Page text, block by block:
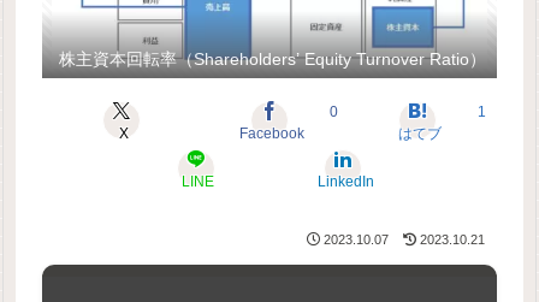
株主資本回転率（Shareholders’ Equity Turnover Ratio）
X Facebook
0
はてブ
1
LINE LinkedIn
2023.10.07 2023.10.21